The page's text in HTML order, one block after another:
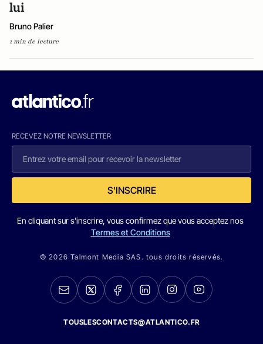
lui
Bruno Palier
1 min de lecture
RECEVEZ NOTRE NEWSLETTER
S'INSCRIRE
En cliquant sur s'inscrire, vous confirmez que vous acceptez nos
Termes et Conditions
© 2026 Talmont Media SAS. tous droits réservés.
TOUSLESCONTACTS@ATLANTICO.FR